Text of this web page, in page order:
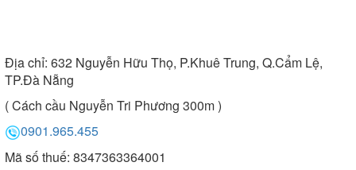
Địa chỉ: 632 Nguyễn Hữu Thọ, P.Khuê Trung, Q.Cẩm Lệ,
TP.Đà Nẵng
( Cách cầu Nguyễn Tri Phương 300m )
0901.965.455
Mã số thuế: 8347363364001